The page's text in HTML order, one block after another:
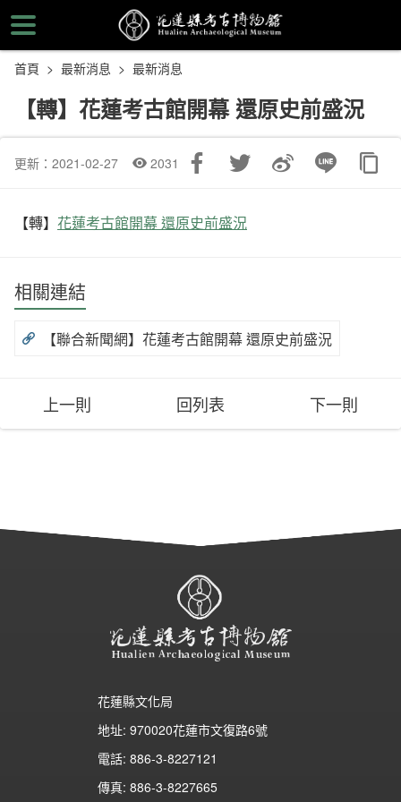
到
主
區
首頁 最新消息 最新消息
【轉】花蓮考古館開幕 還原史前盛況
更新：2021-02-27 2031
【轉】 花蓮考古館開幕 還原史前盛況
相關連結
【聯合新聞網】花蓮考古館開幕 還原史前盛況
上一則 回列表 下一則
花蓮縣文化局
地址: 970020花蓮市文復路6號
電話: 886-3-8227121
傳真: 886-3-8227665